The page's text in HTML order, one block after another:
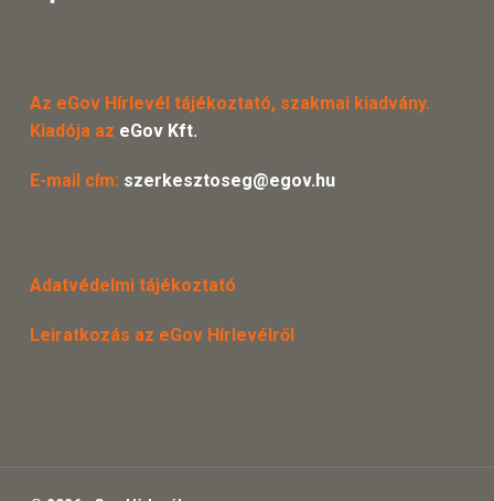
Az eGov Hírlevél tájékoztató, szakmai kiadvány.
Kiadója az eGov Kft.
E-mail cím: szerkesztoseg@egov.hu
Adatvédelmi tájékoztató
Leiratkozás az eGov Hírlevélről